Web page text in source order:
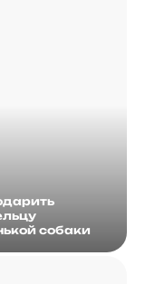
собаки